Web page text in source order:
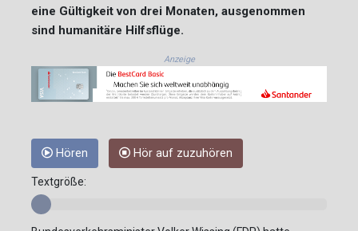
eine Gültigkeit von drei Monaten, ausgenommen
sind humanitäre Hilfsflüge.
Anzeige
Hören Hör auf zuzuhören
Textgröße: